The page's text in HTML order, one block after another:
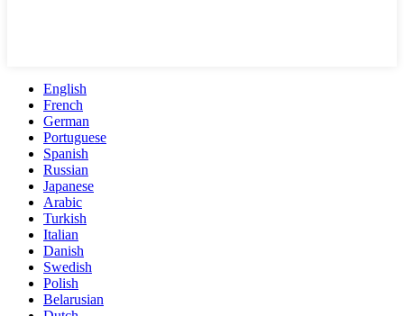
English
French
German
Portuguese
Spanish
Russian
Japanese
Arabic
Turkish
Italian
Danish
Swedish
Polish
Belarusian